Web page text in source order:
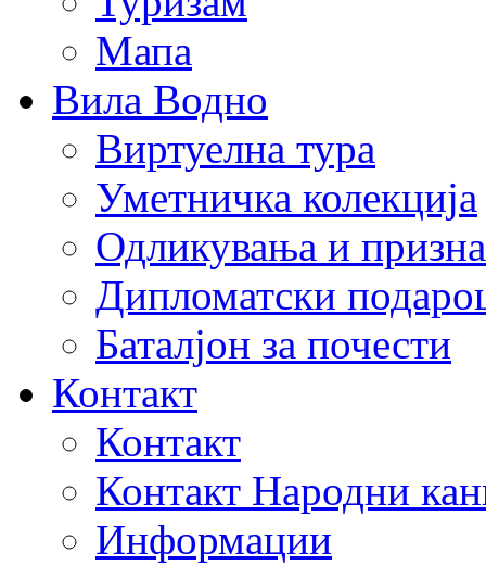
Мапа
Вила Водно
Виртуелна тура
Уметничка колекција
Одликувања и
Дипломатски
Баталјон за почести
Контакт
Контакт
Контакт Народни
Информации